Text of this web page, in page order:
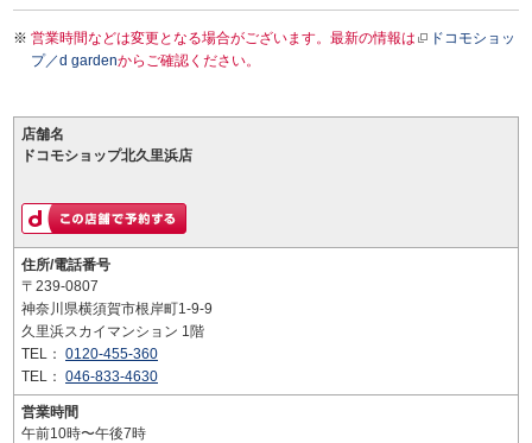
営業時間などは変更となる場合がございます。最新の情報は
ドコモショッ
プ／d gardenからご確認ください。
店舗名
ドコモショップ北久里浜店
住所/電話番号
〒239-0807
神奈川県横須賀市根岸町1-9-9
久里浜スカイマンション 1階
TEL： 0120-455-360
TEL： 046-833-4630
営業時間
午前10時〜午後7時